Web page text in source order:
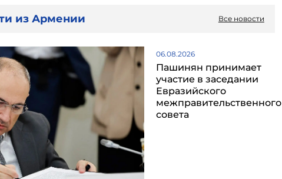
из Армении Все новости
06.08.2026
Пашинян принимает
участие в заседании
Евразийского
межправительственного
совета